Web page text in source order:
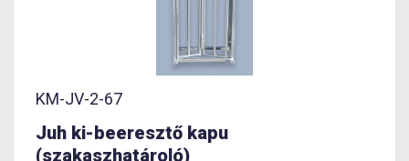
KM-JV-2-67
Juh ki-beeresztő kapu
(szakaszhatároló)